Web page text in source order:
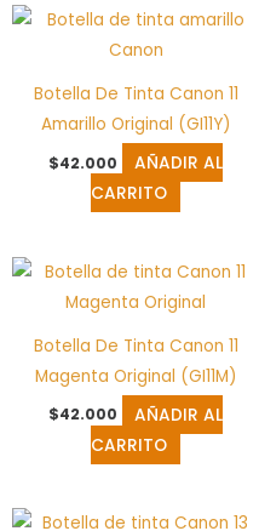
Botella De Tinta Canon 11
Amarillo Original (GI11Y)
$42.000
AÑADIR AL
CARRITO
Botella De Tinta Canon 11
Magenta Original (GI11M)
$42.000
AÑADIR AL
CARRITO